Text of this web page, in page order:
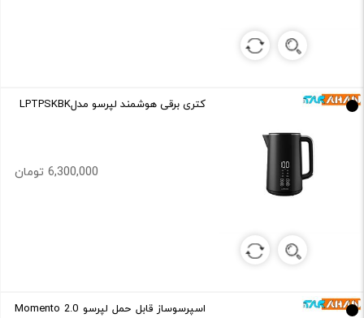
کتری برقی هوشمند لپرسو مدلLPTPSKBK
6,300,000 تومان
اسپرسوساز قابل حمل لپرسو Momento 2.0